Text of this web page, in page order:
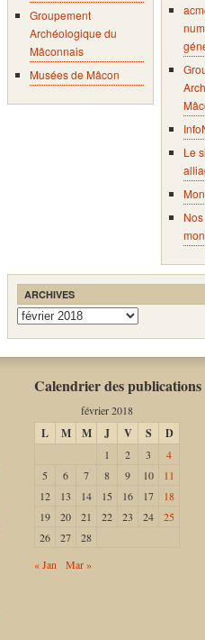
Groupement
Archéologique du
Mâconnais
Musées de Mâcon
Le
ARCHIVES
Archives
Calendrier des publications
février 2018
L M M J V S D
1 2 3
4
5
6 7 8 9 10
11
12
13 14 15 16 17
18
19
20 21 22 23 24
25
26
27
28
« Jan
Mar »